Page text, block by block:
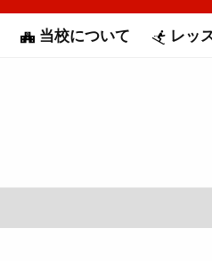
当校について レッ